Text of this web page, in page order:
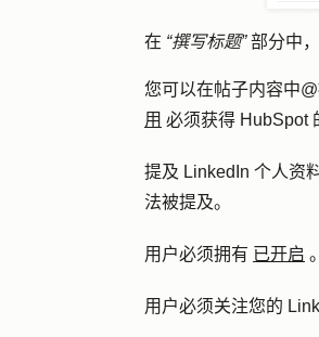
在 “撰写标题”部分中
您可以在帖子内容中
用 必须获得 HubSpot
提及 LinkedIn 个人资
法被提及。
用户必须拥有 已开启 。
用户必须关注您的